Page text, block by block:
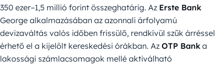
350 ezer–1,5 millió forint összeghatárig. Az Erste Bank
George alkalmazásában az azonnali árfolyamú
devizaváltás valós időben frissülő, rendkívül szűk árréssel
érhető el a kijelölt kereskedési órákban. Az OTP Bank a
lakossági számlacsomagok mellé aktiválható